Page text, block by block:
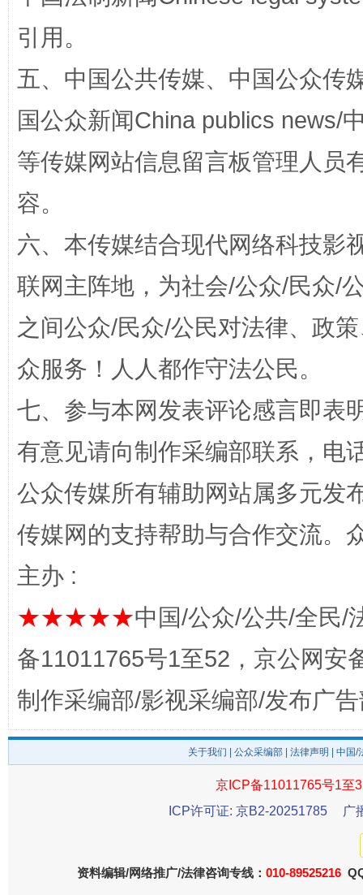
扯下公款旅游的“隐身衣” 如何以
“蜀中异人”王建安的艺术幻境
完善运行机制助力责任有效落实 一纸欠
引用。
五、中国公共传媒、中国公众传
国公众新闻China publics news/
等传媒网站信息留言板管理人员
容。
六、本传媒结合现代网络科技影
联网主阵地，为社会/公众/民众/
之间公众/民众/公民对法律、政
众服务！人人都作守法公民。
七、参与本网发表评论感言即表
有意见请向制作采编部联系，电
公众传媒所有辅助网站属多元发
传媒网的支持帮助与合作交流。
主办 :
★★★★★中国/公众/公共/全民/
备11011765号1至52，京公网安
制作采编部/影视采编部/发布广
关于我们 公众采编部 法律声明 | 中国
京ICP备11011765号1至
ICP许可证: 京B2-20251785
广
资料编辑/网络推广/法律咨询专线： 010-89525216